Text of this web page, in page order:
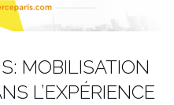
MOBILISATION
L’EXPÉRIENCE